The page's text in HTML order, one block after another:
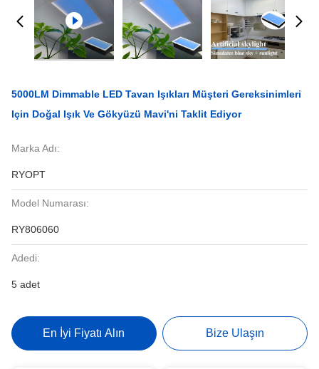
5000LM Dimmable LED Tavan Işıkları Müşteri Gereksinimleri
Için Doğal Işık Ve Gökyüzü Mavi'ni Taklit Ediyor
Marka Adı:
RYOPT
Model Numarası:
RY806060
Adedi:
5 adet
En İyi Fiyatı Alın Bize Ulaşın